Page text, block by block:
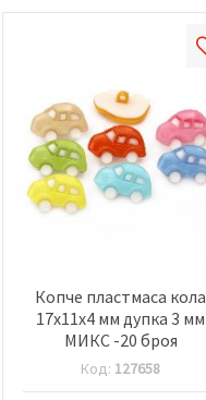
Копче пластмаса кола
17x11x4 мм дупка 3 мм
МИКС -20 броя
Код: 127658